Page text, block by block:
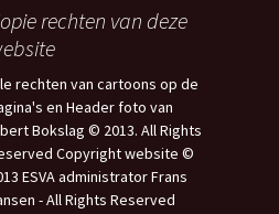
2023
van den Brink ESVA
VAKANTIE FILM
15-11-2022
40 jaar
rechten van deze
rechten van cartoons op de
en Header foto van
Bokslag © 2013. All Rights
Copyright website ©
ESVA administrator Frans
- All Rights Reserved